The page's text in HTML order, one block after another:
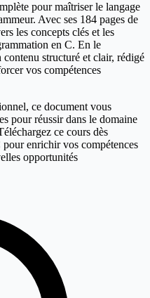
pour maîtriser le langage
Avec ses 184 pages de
les concepts clés et les
en C. En le
contenu structuré et clair, rédigé
vos compétences
ce document vous
pour réussir dans le domaine
ce cours dès
enrichir vos compétences
opportunités